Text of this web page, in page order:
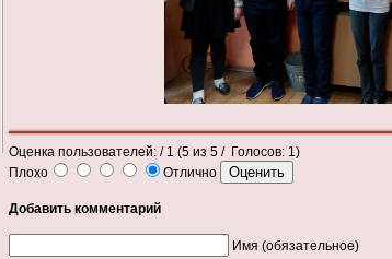
Оценка пользователей: / 1 (5 из 5 / Голосов: 1)
Плохо
Отлично
Добавить комментарий
Имя (обязательное)